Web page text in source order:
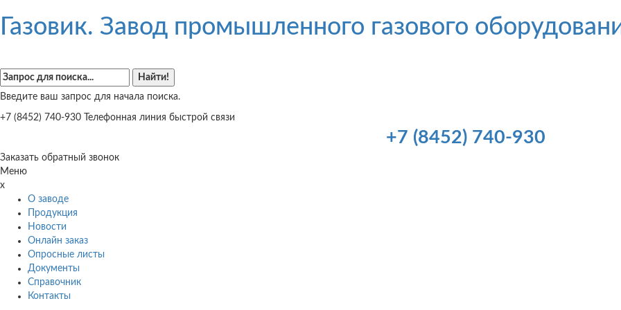
Газовик. Завод промышленного газового
Введите ваш запрос для начала поиска.
+7 (8452) 740-930 Телефонная линия быстрой связи
+7 (8452) 740-930
Заказать обратный звонок
Меню
x
О заводе
Продукция
Новости
Онлайн заказ
Опросные листы
Документы
Справочник
Контакты